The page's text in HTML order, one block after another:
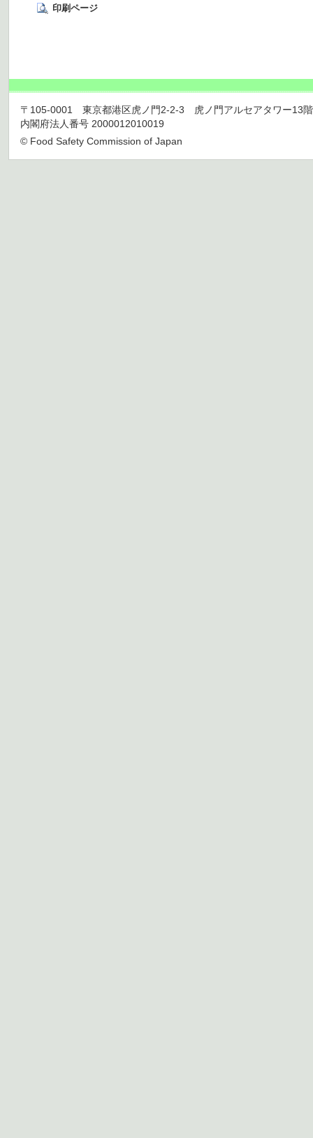
印刷ページ
〒105-0001 東京都港区虎ノ門2-2-3 虎ノ門アルセアタワー13
内閣府法人番号 2000012010019
© Food Safety Commission of Japan